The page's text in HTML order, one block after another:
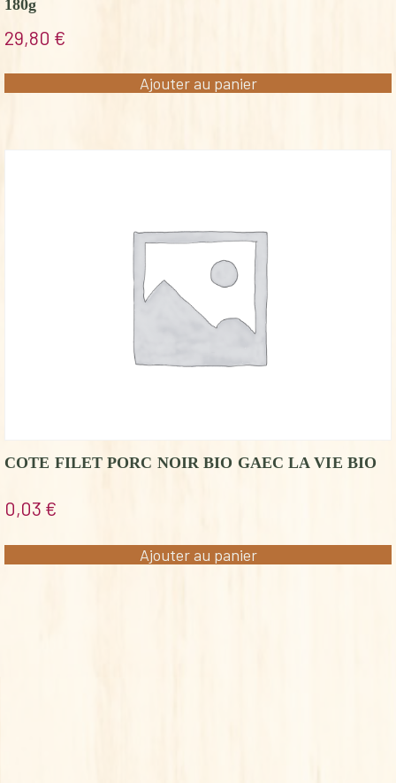
180g
29,80 €
Ajouter au panier
COTE FILET PORC NOIR BIO GAEC LA VIE BIO
0,03 €
Ajouter au panier